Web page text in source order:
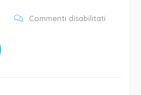
Commenti disabilitatisu